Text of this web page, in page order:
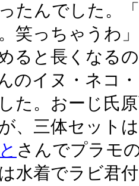
たんでした。
笑っちゃうわ
ると長くなる
のイヌ・ネコ
た。おーじ氏
、三体セット
さんでプラモ
水着でラビ君